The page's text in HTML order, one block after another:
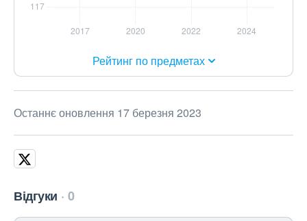
Рейтинг по предметах
Останнє оновлення 17 березня 2023
Відгуки 0